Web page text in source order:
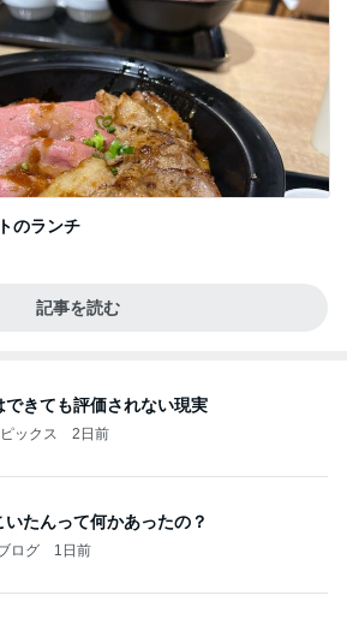
のランチ
記事を読む
できても評価されない現実
ックス 2日前
いたんって何かあったの？
ログ 1日前